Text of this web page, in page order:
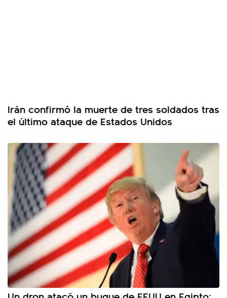
Irán confirmó la muerte de tres soldados tras
el último ataque de Estados Unidos